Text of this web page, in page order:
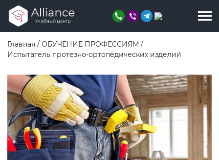
Главная / ОБУЧЕНИЕ ПРОФЕССИЯМ /
Испытатель протезно-ортопедических изделий